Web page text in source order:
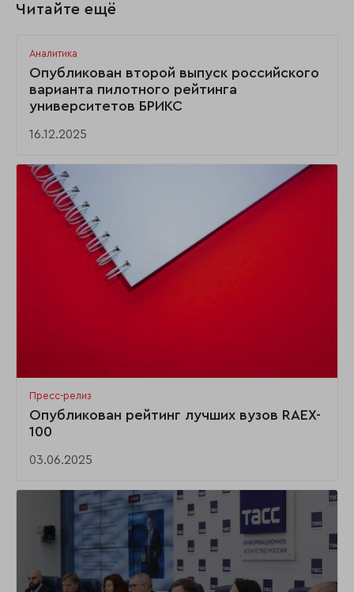
Читайте ещё
Аналитика
Опубликован второй выпуск российского
варианта пилотного рейтинга
университетов БРИКС
16.12.2025
Пресс-релиз
Опубликован рейтинг лучших вузов RAEX-
100
03.06.2025